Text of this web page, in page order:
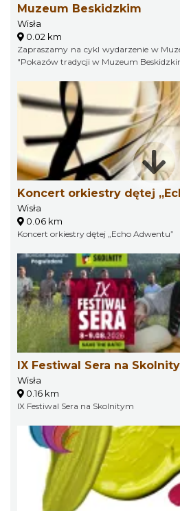
Muzeum Beskidzkim
Wisła
0.02 km
Zapraszamy na cykl wydarzenie w
"Pokazów tradycji w Muzeum
Koncert orkiestry dętej
Wisła
0.06 km
Koncert orkiestry dętej „Echo Adwentu”
IX Festiwal Sera na
Wisła
0.16 km
IX Festiwal Sera na Skolnitym